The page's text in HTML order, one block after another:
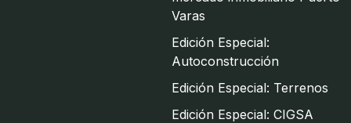
Varas
Edición Especial:
Autoconstrucción
Edición Especial: Terrenos
Edición Especial: CIGSA